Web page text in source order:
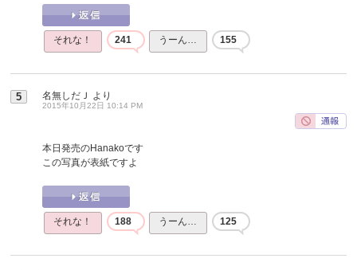
それな！ 241 うーん… 155
5 名無しだＪ より
2015年10月22日 10:14 PM
本日発売のHanakoです
この写真が表紙ですよ
それな！ 188 うーん… 125